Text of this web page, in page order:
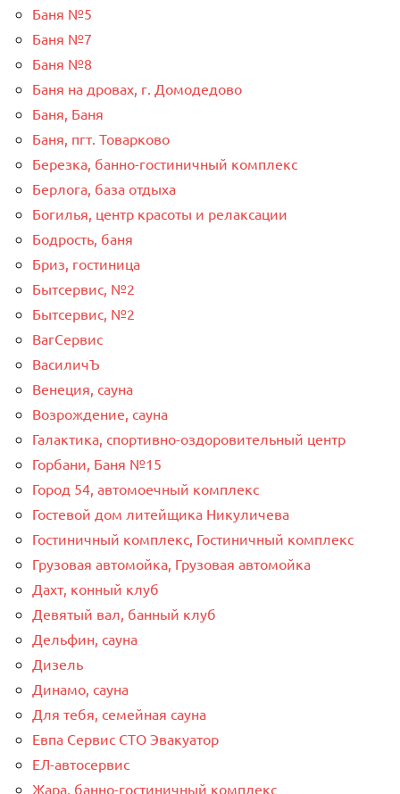
Баня №5
Баня №7
Баня №8
Баня на дровах, г. Домодедово
Баня, Баня
Баня, пгт. Товарково
Березка, банно-гостиничный комплекс
Берлога, база отдыха
Богилья, центр красоты и релаксации
Бодрость, баня
Бриз, гостиница
Бытсервис, №2
Бытсервис, №2
ВагСервис
ВасиличЪ
Венеция, сауна
Возрождение, сауна
Галактика, спортивно-оздоровительный центр
Горбани, Баня №15
Город 54, автомоечный комплекс
Гостевой дом литейщика Никуличева
Гостиничный комплекс, Гостиничный комплекс
Грузовая автомойка, Грузовая автомойка
Дахт, конный клуб
Девятый вал, банный клуб
Дельфин, сауна
Дизель
Динамо, сауна
Для тебя, семейная сауна
Евпа Сервис СТО Эвакуатор
ЕЛ-автосервис
Жара, банно-гостиничный комплекс